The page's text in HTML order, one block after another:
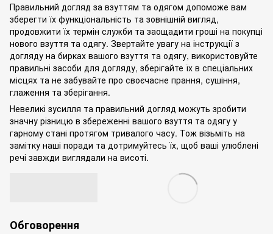
Правильний догляд за взуттям та одягом допоможе вам
зберегти їх функціональність та зовнішній вигляд,
продовжити їх термін служби та заощадити гроші на покупці
нового взуття та одягу. Звертайте увагу на інструкції з
догляду на бирках вашого взуття та одягу, використовуйте
правильні засоби для догляду, зберігайте їх в спеціальних
місцях та не забувайте про своєчасне прання, сушіння,
глаження та зберігання.
Невеликі зусилля та правильний догляд можуть зробити
значну різницю в збереженні вашого взуття та одягу у
гарному стані протягом тривалого часу. Тож візьміть на
замітку наші поради та дотримуйтесь їх, щоб ваші улюблені
речі завжди виглядали на висоті.
Обговорення